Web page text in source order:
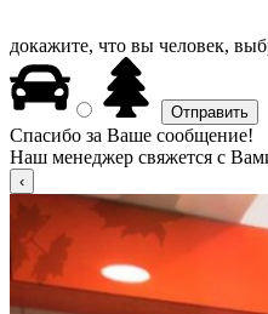
докажите, что вы человек,
Спасибо за Ваше сообщение!
Наш менеджер свяжется с